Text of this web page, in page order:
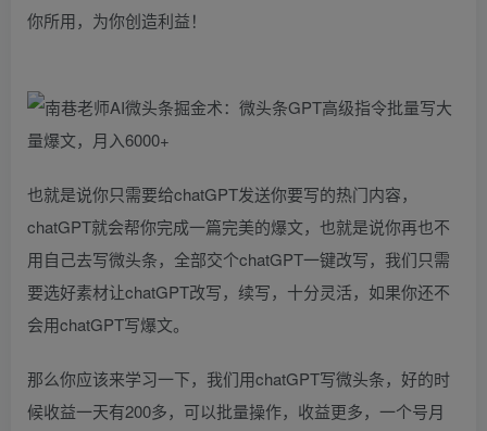
你所用，为你创造利益！
也就是说你只需要给chatGPT发送你要写的热门内容，
chatGPT就会帮你完成一篇完美的爆文，也就是说你再也不
用自己去写微头条，全部交个chatGPT一键改写，我们只需
要选好素材让chatGPT改写，续写，十分灵活，如果你还不
会用chatGPT写爆文。
那么你应该来学习一下，我们用chatGPT写微头条，好的时
候收益一天有200多，可以批量操作，收益更多，一个号月